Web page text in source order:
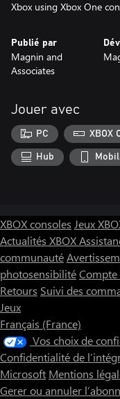
Publié par
Magnin and
Associates
Jouer avec
PC XBOX
Hub
XBOX consoles Jeux
Actualités XBOX
communauté
photosensibilité
Retours Suivi des
Jeux
Français (France)
Vos choix de
Confidentialité de
Microsoft Mentions
Gerer ou annuler